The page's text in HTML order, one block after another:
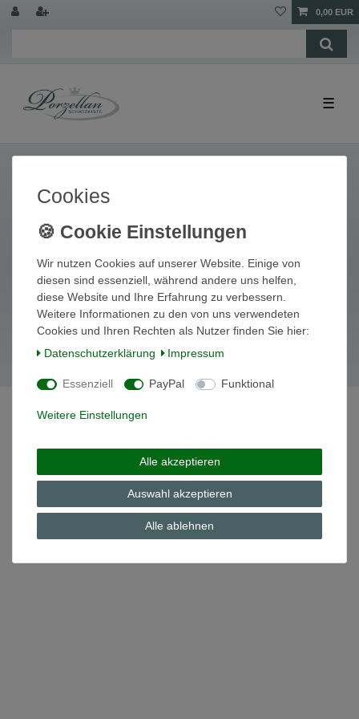
0,00 EUR
☰
Widerrufs­recht
© Copyright 2026 | Alle Rechte vorbehalten.
Cookies
Wir nutzen Cookies auf unserer Website. Einige von
diesen sind essenziell, während andere uns helfen,
diese Website und Ihre Erfahrung zu verbessern.
Weitere Informationen zu den von uns verwendeten
Cookies und Ihren Rechten als Nutzer finden Sie hier:
Daten­schutz­erklärung
Impressum
Essenziell PayPal Funktional
Weitere Einstellungen
Alle akzeptieren
Auswahl akzeptieren
Alle ablehnen